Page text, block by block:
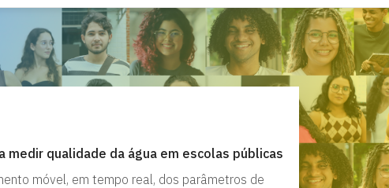
medir qualidade da água em escolas públicas
móvel, em tempo real, dos parâmetros de